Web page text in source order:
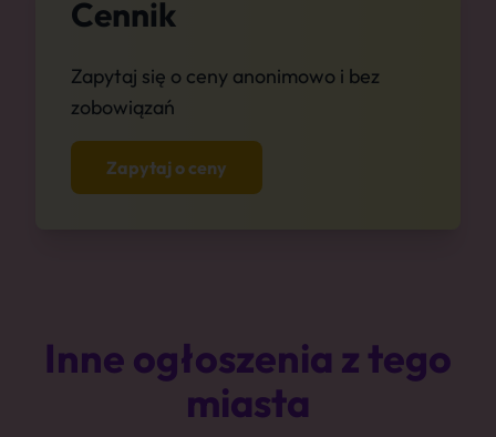
Cennik
Zapytaj się o ceny anonimowo i bez
zobowiązań
Zapytaj o ceny
Inne ogłoszenia z tego
miasta